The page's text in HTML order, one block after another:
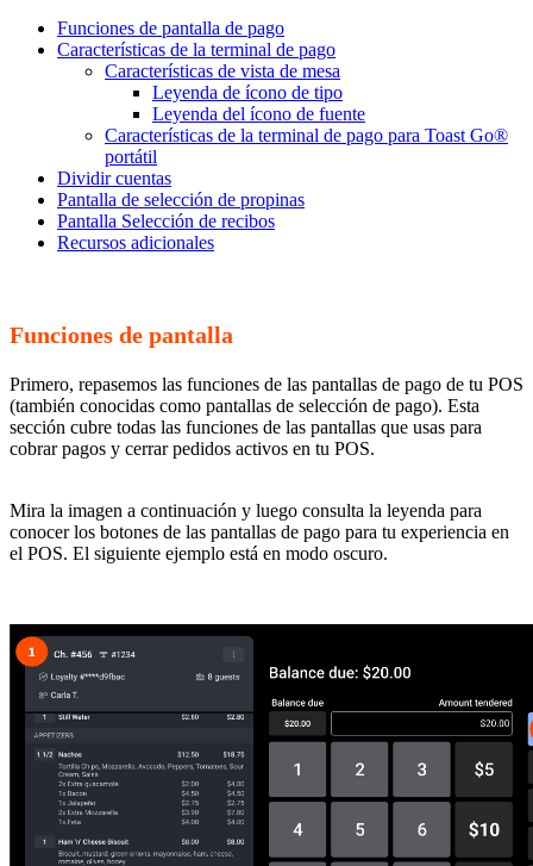
Funciones de pantalla de pago
Características de la terminal de pago
Características de vista de mesa
Leyenda de ícono de tipo
Leyenda del ícono de fuente
Características de la terminal de pago para Toast Go®
portátil
Dividir cuentas
Pantalla de selección de propinas
Pantalla Selección de recibos
Recursos adicionales
Funciones de pantalla
Primero, repasemos las funciones de las pantallas de pago de tu POS
(también conocidas como pantallas de selección de pago). Esta
sección cubre todas las funciones de las pantallas que usas para
cobrar pagos y cerrar pedidos activos en tu POS.
Mira la imagen a continuación y luego consulta la leyenda para
conocer los botones de las pantallas de pago para tu experiencia en
el POS. El siguiente ejemplo está en modo oscuro.